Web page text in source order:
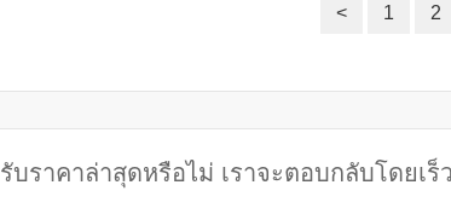
< 1 2
รับราคาล่าสุดหรือไม่ เราจะตอบกลับโดยเ